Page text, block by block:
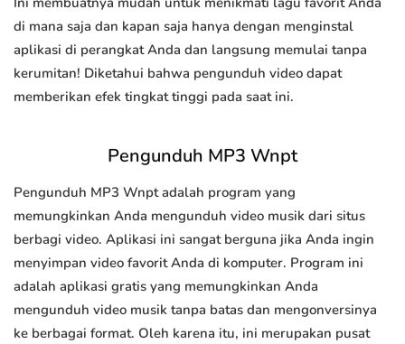
di mana saja dan kapan saja hanya dengan menginstal
aplikasi di perangkat Anda dan langsung memulai tanpa
kerumitan! Diketahui bahwa pengunduh video dapat
memberikan efek tingkat tinggi pada saat ini.
Pengunduh MP3 Wnpt
Pengunduh MP3 Wnpt adalah program yang
memungkinkan Anda mengunduh video musik dari situs
berbagi video. Aplikasi ini sangat berguna jika Anda ingin
menyimpan video favorit Anda di komputer. Program ini
adalah aplikasi gratis yang memungkinkan Anda
mengunduh video musik tanpa batas dan mengonversinya
ke berbagai format. Oleh karena itu, ini merupakan pusat